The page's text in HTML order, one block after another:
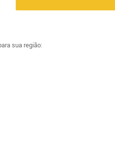
sua região: